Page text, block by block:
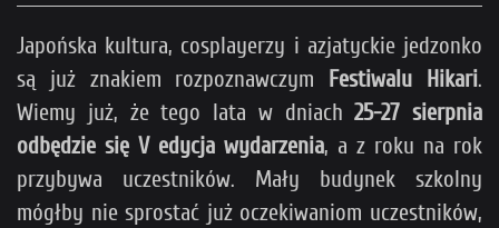
Japońska kultura, cosplayerzy i azjatyckie jedzonko
są już znakiem rozpoznawczym Festiwalu Hikari.
Wiemy już, że tego lata w dniach25-27 sierpnia
odbędzie się V edycja wydarzenia, a z roku na rok
przybywa uczestników. Mały budynek szkolny
mógłby nie sprostać już oczekiwaniom uczestników,